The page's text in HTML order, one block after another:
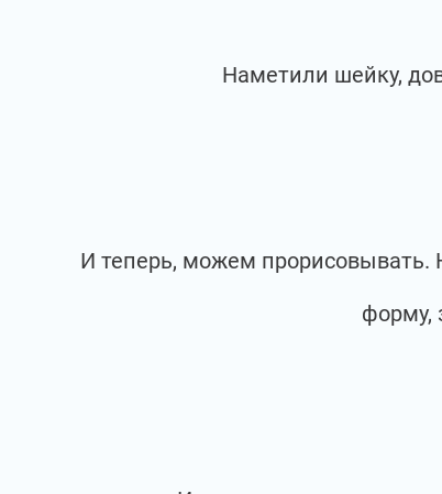
Наметили шейку,
И теперь, можем
форму,